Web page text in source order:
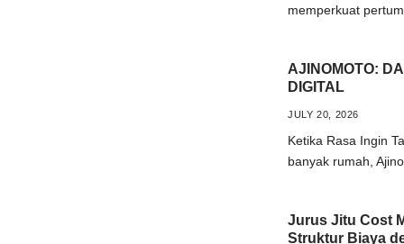
memperkuat
AJINOMOTO:
DIGITAL
JULY 20, 2026
Ketika Rasa Ingin
banyak rumah,
Jurus Jitu Cost
Struktur Biaya